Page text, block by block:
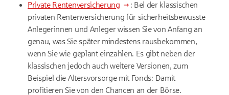
Private Rentenversicherung
: Bei der klassischen
privaten Rentenversicherung für sicherheitsbewusste
Anlegerinnen und Anleger wissen Sie von Anfang an
genau, was Sie später mindestens rausbekommen,
wenn Sie wie geplant einzahlen. Es gibt neben der
klassischen jedoch auch weitere Versionen, zum
Beispiel die Altersvorsorge mit Fonds: Damit
profitieren Sie von den Chancen an der Börse.